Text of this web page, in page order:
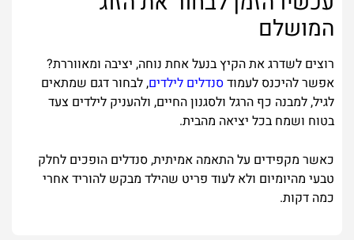
המושלם
רוצים לשדרג את הקיץ בנעל אחת נוחה, יציבה ומאווררת?
אפשר להיכנס לעמודסנדלים לילדים, לבחור דגם שמתאים
לגיל, למבנה כף הרגל ולסגנון החיים, ולהעניק לילדים צעד
בטוח ושמח בכל יציאה מהבית.
כאשר מקפידים על התאמה אמיתית, סנדלים הופכים לחלק
טבעי מהיומיום ולא לעוד פריט שהילד מבקש להוריד אחרי
כמה דקות.